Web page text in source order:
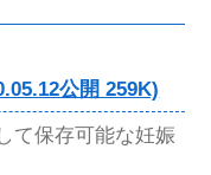
公開 259K)
て保存可能な妊娠